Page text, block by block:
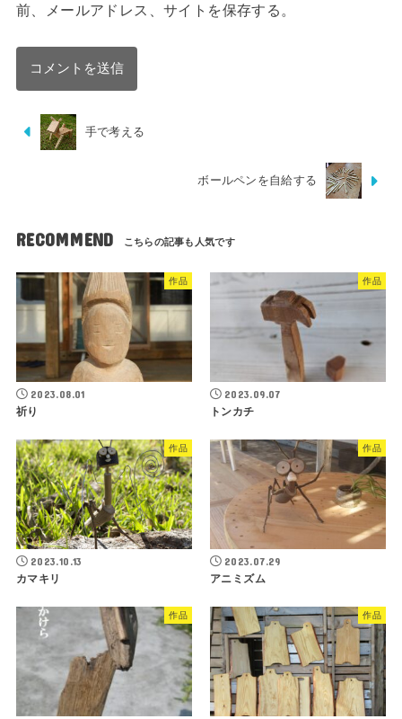
前、メールアドレス、サイトを保存する。
手で考える
ボールペンを自給する
RECOMMEND
作品
2023.08.01
祈り
作品
2023.09.07
トンカチ
作品
2023.10.13
カマキリ
作品
2023.07.29
アニミズム
作品 作品